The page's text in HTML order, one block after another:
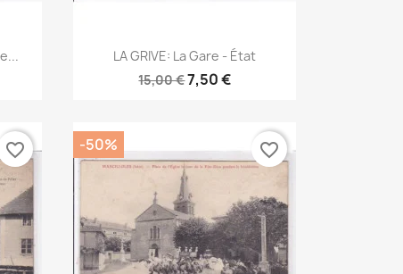
Aperçu rapide
LA GRIVE: La Gare - État
15,00 €7,50 €
favorite_border -50% favorite_border